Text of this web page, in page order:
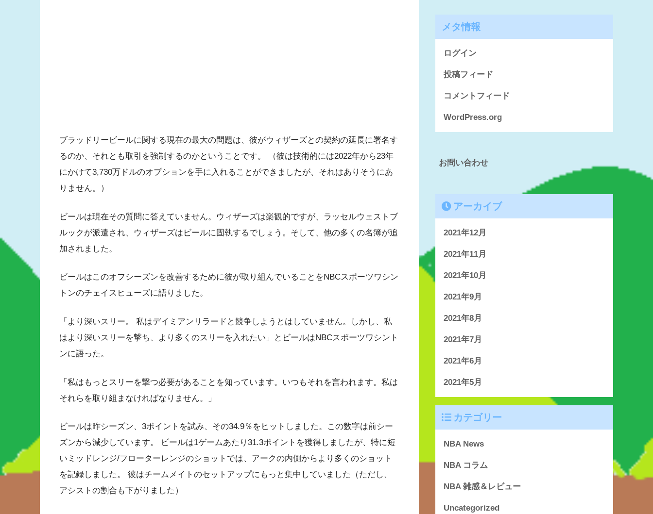
ブラッドリービールに関する現在の最大の問題は、彼がウィザーズとの契約の延長に署名す
るのか、それとも取引を強制するのかということです。 （彼は技術的には2022年から23年
にかけて3,730万ドルのオプションを手に入れることができましたが、それはありそうにあ
りません。）
ビールは現在その質問に答えていません。ウィザーズは楽観的ですが、ラッセルウェストブ
ルックが派遣され、ウィザーズはビールに固執するでしょう。そして、他の多くの名簿が追
加されました。
ビールはこのオフシーズンを改善するために彼が取り組んでいることをNBCスポーツワシン
トンのチェイスヒューズに語りました。
「より深いスリー。 私はデイミアンリラードと競争しようとはしていません。しかし、私
はより深いスリーを撃ち、より多くのスリーを入れたい」とビールはNBCスポーツワシント
ンに語った。
「私はもっとスリーを撃つ必要があることを知っています。いつもそれを言われます。私は
それらを取り組まなければなりません。」
ビールは昨シーズン、3ポイントを試み、その34.9％をヒットしました。この数字は前シー
ズンから減少しています。 ビールは1ゲームあたり31.3ポイントを獲得しましたが、特に短
いミッドレンジ/フローターレンジのショットでは、アークの内側からより多くのショット
を記録しました。 彼はチームメイトのセットアップにもっと集中していました（ただし、
アシストの割合も下がりました）
メタ情報
ログイン
投稿フィード
コメントフィード
WordPress.org
お問い合わせ
アーカイブ
2021年12月
2021年11月
2021年10月
2021年9月
2021年8月
2021年7月
2021年6月
2021年5月
カテゴリー
NBA News
NBA コラム
NBA 雑感＆レビュー
Uncategorized